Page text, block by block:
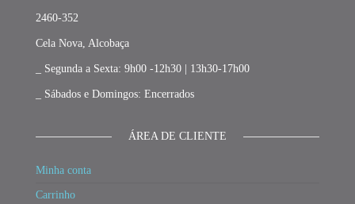
2460-352
Cela Nova, Alcobaça
_ Segunda a Sexta: 9h00 -12h30 | 13h30-17h00
_ Sábados e Domingos: Encerrados
ÁREA DE CLIENTE
Minha conta
Carrinho